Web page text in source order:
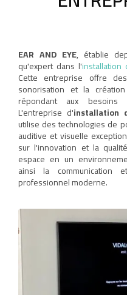
EAR AND EYE, établie
qu'expert dans l'installation
Cette entreprise offre
sonorisation et la
répondant aux besoins
L'entreprise d'installation
utilise des technologies de
auditive et visuelle
sur l'innovation et la
espace en un
ainsi la communication
professionnel moderne.